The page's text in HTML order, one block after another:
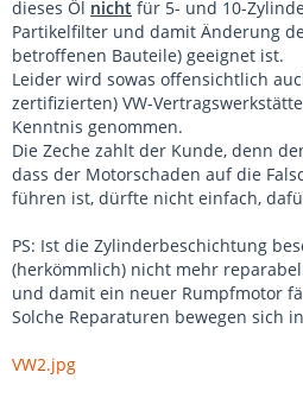
dieses Öl nicht für 5- und 10-
Partikelfilter und damit Änderung
betroffenen Bauteile) geeignet ist.
Leider wird sowas offensichtlich
zertifizierten) VW-
Kenntnis genommen.
Die Zeche zahlt der Kunde, denn
dass der Motorschaden auf die
führen ist, dürfte nicht einfach,
PS: Ist die Zylinderbeschichtung
(herkömmlich) nicht mehr
und damit ein neuer Rumpfmotor
Solche Reparaturen bewegen sich
VW2.jpg